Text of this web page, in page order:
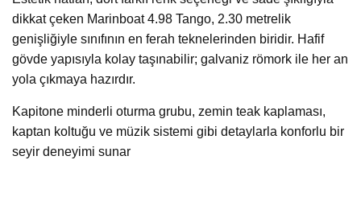
dikkat çeken Marinboat 4.98 Tango, 2.30 metrelik
genişliğiyle sınıfının en ferah teknelerinden biridir. Hafif
gövde yapısıyla kolay taşınabilir; galvaniz römork ile her an
yola çıkmaya hazırdır.
Kapitone minderli oturma grubu, zemin teak kaplaması,
kaptan koltuğu ve müzik sistemi gibi detaylarla konforlu bir
seyir deneyimi sunar